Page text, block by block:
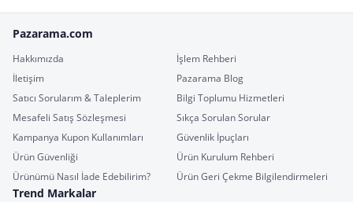
Pazarama.com
Hakkımızda
İşlem Rehberi
İletişim
Pazarama Blog
Satıcı Sorularım & Taleplerim
Bilgi Toplumu Hizmetleri
Mesafeli Satış Sözleşmesi
Sıkça Sorulan Sorular
Kampanya Kupon Kullanımları
Güvenlik İpuçları
Ürün Güvenliği
Ürün Kurulum Rehberi
Ürünümü Nasıl İade Edebilirim?
Ürün Geri Çekme Bilgilendirmeleri
Trend Markalar